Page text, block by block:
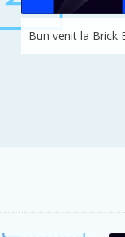
Bun venit la Brick